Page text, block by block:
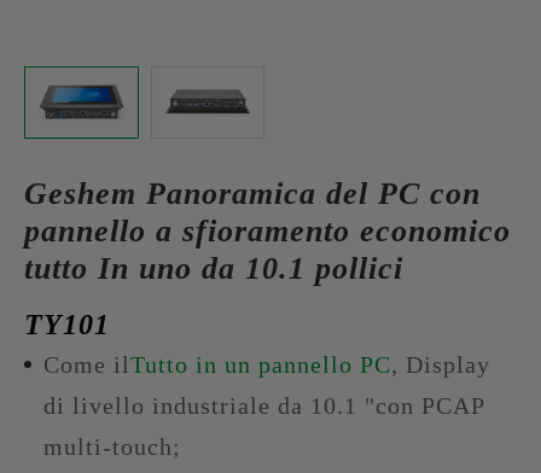
Geshem Panoramica del PC con
pannello a sfioramento economico
tutto In uno da 10.1 pollici
TY101
Come ilTutto in un pannello PC, Display
di livello industriale da 10.1 "con PCAP
multi-touch;